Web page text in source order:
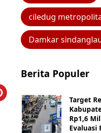
ciledug
Damkar
Berita Populer
Target
Rp1,6
Evaluasi